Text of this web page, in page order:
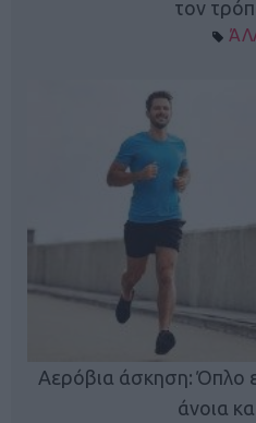
τον
Αερόβια άσκηση: Όπλο
άνοια